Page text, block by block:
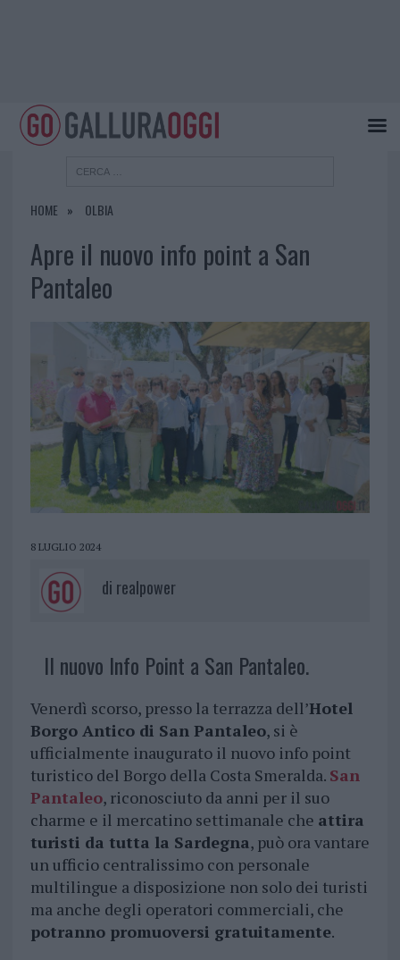
HOME OLBIA
Apre il nuovo info point a San
Pantaleo
8 LUGLIO 2024
di realpower
Il nuovo Info Point a San Pantaleo.
Venerdì scorso, presso la terrazza dell’Hotel
Borgo Antico di San Pantaleo, si è
ufficialmente inaugurato il nuovo info point
turistico del Borgo della Costa Smeralda. San
Pantaleo, riconosciuto da anni per il suo
charme e il mercatino settimanale che attira
turisti da tutta la Sardegna, può ora vantare
un ufficio centralissimo con personale
multilingue a disposizione non solo dei turisti
ma anche degli operatori commerciali, che
potranno promuoversi gratuitamente.